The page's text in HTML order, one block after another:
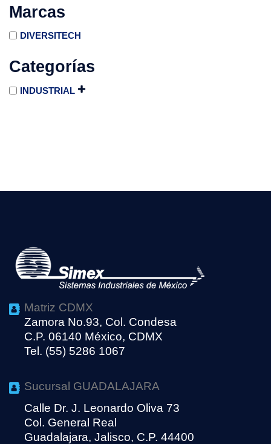
Marcas
DIVERSITECH
Categorías
INDUSTRIAL
Matriz CDMX
Zamora No.93, Col. Condesa
C.P. 06140 México, CDMX
Tel. (55) 5286 1067
Sucursal GUADALAJARA
Calle Dr. J. Leonardo Oliva 73
Col. General Real
Guadalajara, Jalisco, C.P. 44400